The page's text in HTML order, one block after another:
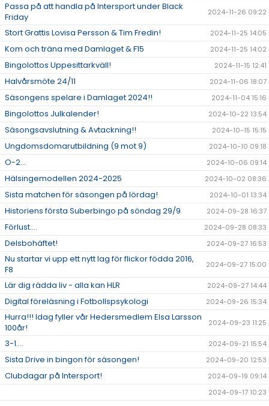
Passa på att handla på Intersport under Black
Friday
2024-11-26 09:22
Stort Grattis Lovisa Persson & Tim Fredin! 2024-11-25 14:05
Kom och träna med Damlaget & F15 2024-11-25 14:02
Bingolottos Uppesittarkväll! 2024-11-15 12:41
Halvårsmöte 24/11 2024-11-06 18:07
Säsongens spelare i Damlaget 2024!! 2024-11-04 15:16
Bingolottos Julkalender! 2024-10-22 13:54
Säsongsavslutning & Avtackning!! 2024-10-15 15:15
Ungdomsdomarutbildning (9 mot 9) 2024-10-10 09:18
O-2... 2024-10-06 09:14
Hälsingemodellen 2024-2025 2024-10-02 08:36
Sista matchen för säsongen på lördag! 2024-10-01 13:34
Historiens första Suberbingo på söndag 29/9 2024-09-28 16:37
Förlust.... 2024-09-28 08:33
Delsbohäftet! 2024-09-27 16:53
Nu startar vi upp ett nytt lag för flickor födda 2016,
F8
2024-09-27 15:00
Lär dig rädda liv - alla kan HLR 2024-09-27 14:44
Digital föreläsning i Fotbollspsykologi 2024-09-26 15:34
Hurra!!! Idag fyller vår Hedersmedlem Elsa Larsson
100år!
2024-09-23 11:25
3-1.... 2024-09-21 15:54
Sista Drive in bingon för säsongen! 2024-09-20 12:53
Clubdagar på Intersport!
2024-09-19 09:14
2024-09-17 10:23